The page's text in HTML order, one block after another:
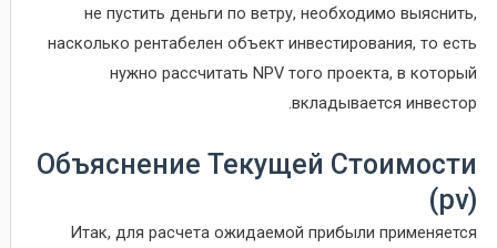
не пустить деньги по ветру, необходимо выяснить,
насколько рентабелен объект инвестирования, то есть
нужно рассчитать NPV того проекта, в который
вкладывается инвестор.
Объяснение Текущей Стоимости
(pv)
Итак, для расчета ожидаемой прибыли применяется